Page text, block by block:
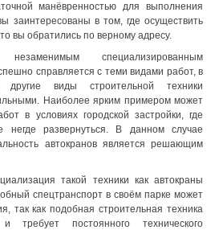
манёвренностью для выполнения
заинтересованы в том, где осуществить
вы обратились по верному адресу.
специализированным
справляется с теми видами работ, в
другие виды строительной техники
Наиболее ярким примером может
в условиях городской застройки, где
негде развернуться. В данном случае
автокранов является решающим
такой техники как автокраны
спецтранспорт в своём парке может
так как подобная строительная техника
требует постоянного технического